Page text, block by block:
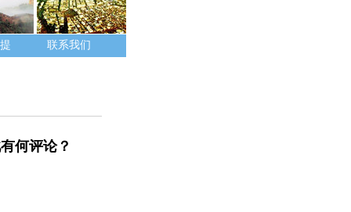
联系我们
何评论？